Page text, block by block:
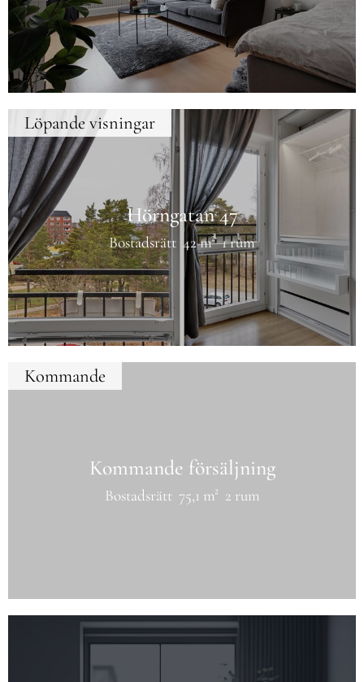
Hörngatan 47
Bostadsrätt 42 m² 1 rum
Löpande visningar
Kommande försäljning
Bostadsrätt 75,1 m² 2 rum
Kommande